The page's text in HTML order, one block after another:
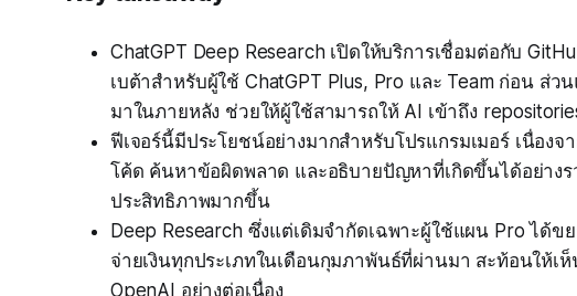
ChatGPT Deep Research เปิดให้บริการเชื่อมต่อกับ
เบต้าสำหรับผู้ใช้ ChatGPT Plus, Pro และ Team ก่อน ส่
มาในภายหลัง ช่วยให้ผู้ใช้สามารถให้ AI เข้าถึง
ฟีเจอร์นี้มีประโยชน์อย่างมากสำหรับโปรแกรมเมอร์ เนื่องจ
โค้ด ค้นหาข้อผิดพลาด และอธิบายปัญหาที่เกิดขึ้นได้อย่างร
ประสิทธิภาพมากขึ้น
Deep Research ซึ่งแต่เดิมจำกัดเฉพาะผู้ใช้แผน Pro ได้ข
จ่ายเงินทุกประเภทในเดือนกุมภาพันธ์ที่ผ่านมา สะท้อนให้
OpenAI อย่างต่อเนื่อง